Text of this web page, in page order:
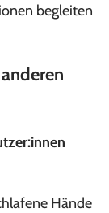
begleiten
Hände